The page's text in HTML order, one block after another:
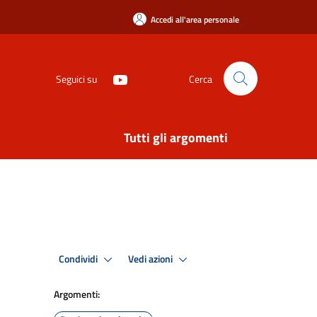
Accedi all'area personale
Seguici su Cerca
Tutti gli argomenti
Condividi Vedi azioni
Argomenti: